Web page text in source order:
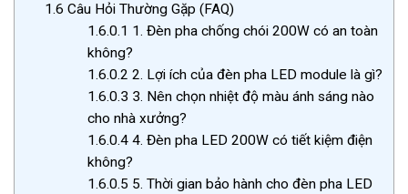
1.6 Câu Hỏi Thường Gặp (FAQ)
1.6.0.1 1. Đèn pha chống chói 200W có an toàn
không?
1.6.0.2 2. Lợi ích của đèn pha LED module là gì?
1.6.0.3 3. Nên chọn nhiệt độ màu ánh sáng nào
cho nhà xưởng?
1.6.0.44. Đèn pha LED 200W có tiết kiệm điện
không?
1.6.0.5 5. Thời gian bảo hành cho đèn pha LED